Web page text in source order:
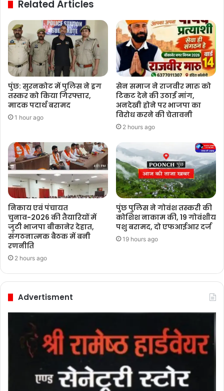
Related Articles
पुंछ: सुरनकोट में पुलिस ने ड्रग
तस्कर को किया गिरफ्तार,
मादक पदार्थ बरामद
1 hour ago
सेन समाज ने राजवीर मारु को
टिकट देने की उठाई मांग,
अनदेखी होने पर भाजपा का
विरोध करने की चेतावनी
2 hours ago
निकाय एवं पंचायत
चुनाव-2026 की तैयारियों में
जुटी भाजपा बीकानेर देहात,
संगठनात्मक बैठक में बनी
रणनीति
2 hours ago
पुंछ पुलिस ने गोवंश तस्करी की
कोशिश नाकाम की, 19 गोवंशीय
पशु बरामद, दो एफआईआर दर्ज
19 hours ago
Advertisment